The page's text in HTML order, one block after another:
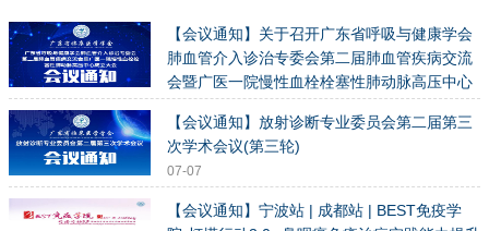
【会议通知】关于召开广东省呼吸与健康学会
肺血管介入诊治专委会第二届肺血管疾病交流
会暨广医一院慢性血栓栓塞性肺动脉高压中心
03-05
【会议通知】放射诊断专业委员会第二届第三
次学术会议(第三轮)
07-07
【会议通知】宁波站 | 成都站 | BEST免疫学